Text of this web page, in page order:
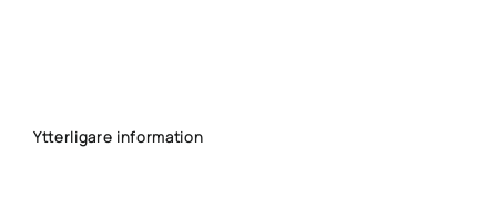
Ytterligare information